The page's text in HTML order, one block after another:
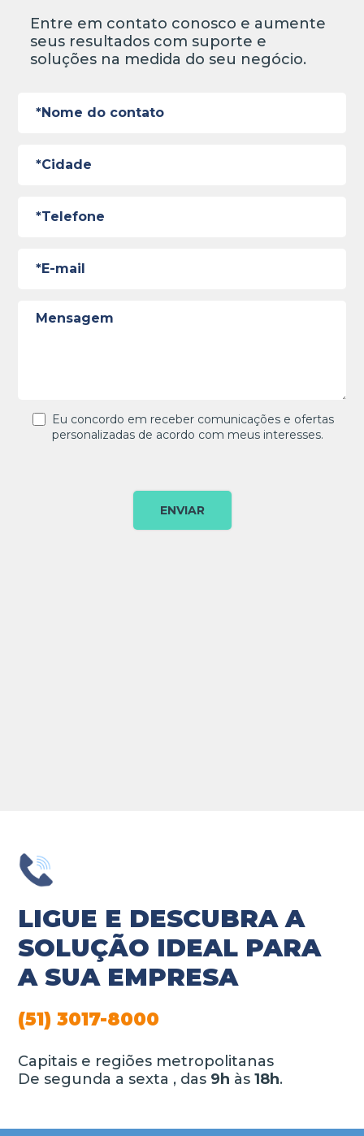
Entre em contato conosco e aumente
seus resultados com suporte e
soluções na medida do seu negócio.
Eu concordo em receber comunicações e ofertas
personalizadas de acordo com meus interesses.
LIGUE E DESCUBRA A
SOLUÇÃO IDEAL PARA
A SUA EMPRESA
(51) 3017-8000
Capitais e regiões metropolitanas
De segunda a sexta , das 9h às18h.